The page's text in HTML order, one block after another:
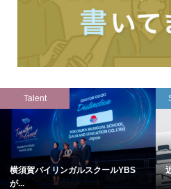
Talent
横須賀バイリンガルスクールYBS
が...